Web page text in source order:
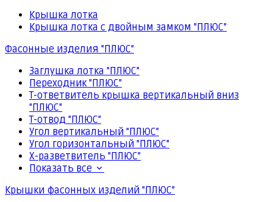
Крышка лотка
Крышка лотка с двойным замком "ПЛЮС"
Фасонные изделия "ПЛЮС"
Заглушка лотка "ПЛЮС"
Переходник "ПЛЮС"
Т-ответвитель крышка вертикальный вниз
"ПЛЮС"
Т-отвод "ПЛЮС"
Угол вертикальный "ПЛЮС"
Угол горизонтальный "ПЛЮС"
Х-разветвитель "ПЛЮС"
Показать все
Крышки фасонных изделий "ПЛЮС"